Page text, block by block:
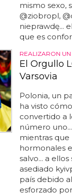
mismo sexo,
@ziobropl,
nieprawdę...
que es
REALIZARON
El Orgullo
Varsovia
Polonia, un
ha visto
convertido a
número
mientras
hormonales
salvo... a
asediado
país debido
esforzado